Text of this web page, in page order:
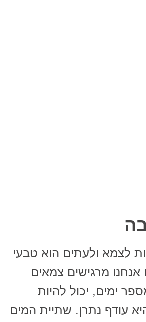
לצמא ולעתים הוא טבעי
אנחנו מרגישים צמאים
ימים, יכול להיות
עודף נתרן. שתיית המים